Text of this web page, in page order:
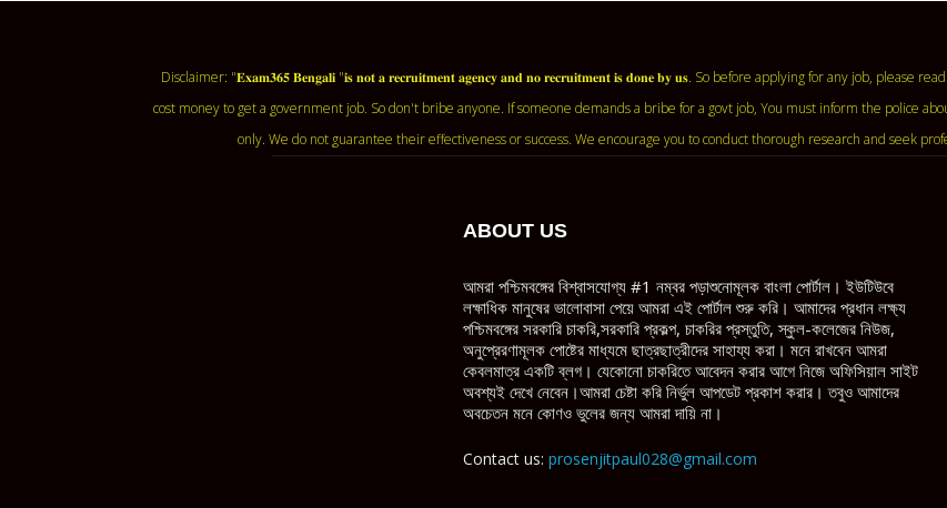
Disclaimer: "𝐄𝐱𝐚𝐦𝟑𝟔𝟓 𝐁𝐞𝐧𝐠𝐚𝐥𝐢 "𝐢𝐬 𝐧𝐨𝐭 𝐚 𝐫𝐞𝐜𝐫𝐮𝐢𝐭𝐦𝐞𝐧𝐭 𝐚𝐠𝐞𝐧𝐜𝐲 𝐚𝐧𝐝 𝐧𝐨 𝐫𝐞𝐜𝐫𝐮𝐢𝐭𝐦𝐞𝐧𝐭 𝐢𝐬 𝐝𝐨𝐧𝐞 𝐛𝐲 𝐮𝐬. So before applying for any job,
cost money to get a government job. So don't bribe anyone. If someone demands a bribe for a govt job, You must inform the police
only. We do not guarantee their effectiveness or success. We encourage you to conduct thorough research and seek
ABOUT US
আমরা পশ্চিমবঙ্গের বিশ্বাসযোগ্য #1 নম্বর পড়াশুনোমূলক বাংলা পোর্টাল। ইউটিউবে
লক্ষাধিক মানুষের ভালোবাসা পেয়ে আমরা এই পোর্টাল শুরু করি। আমাদের প্রধান লক্ষ্য
পশ্চিমবঙ্গের সরকারি চাকরি,সরকারি প্রকল্প, চাকরির প্রস্তুতি, স্কুল-কলেজের নিউজ,
অনুপ্রেরণামূলক পোষ্টের মাধ্যমে ছাত্রছাত্রীদের সাহায্য করা। মনে রাখবেন আমরা
কেবলমাত্র একটি ব্লগ। যেকোনো চাকরিতে আবেদন করার আগে নিজে অফিসিয়াল সাইট
অবশ্যই দেখে নেবেন।আমরা চেষ্টা করি নির্ভুল আপডেট প্রকাশ করার। তবুও আমাদের
অবচেতন মনে কোণও ভুলের জন্য আমরা দায়ি না।
Contact us: prosenjitpaul028@gmail.com